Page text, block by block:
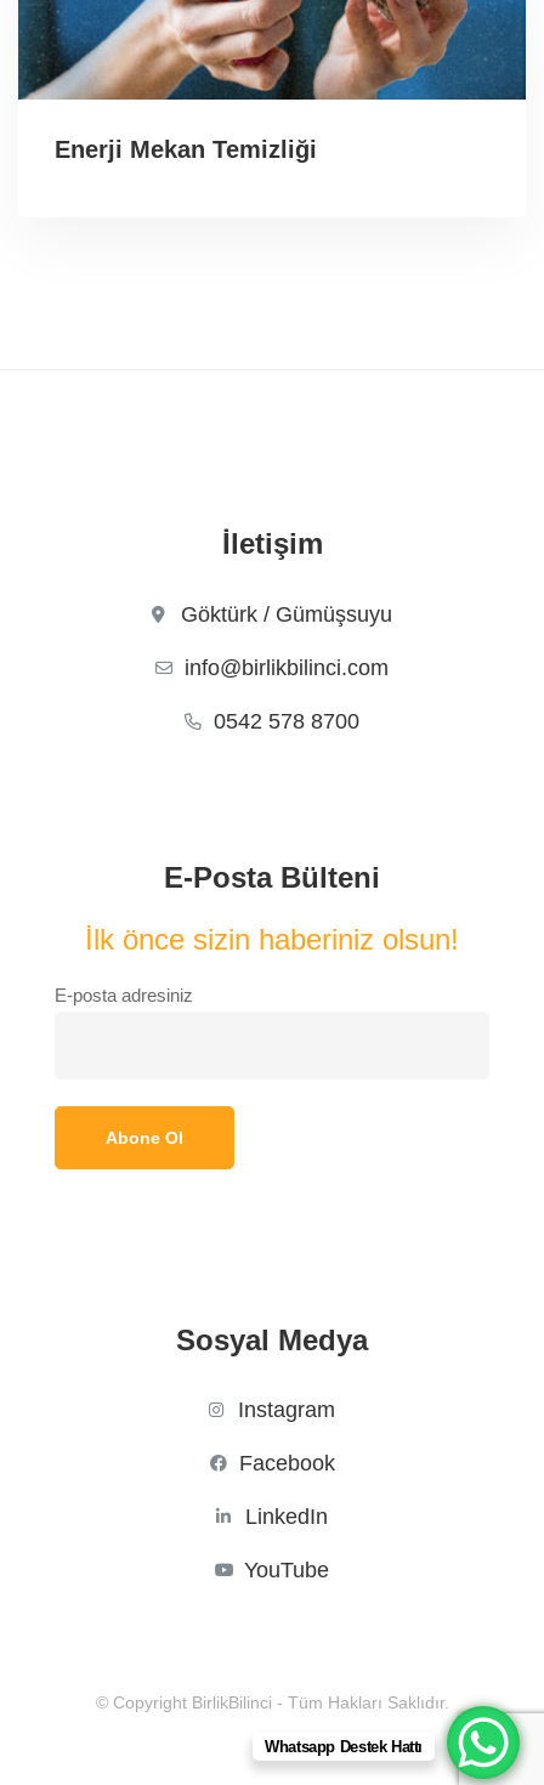
Enerji Mekan Temizliği
İletişim
Göktürk / Gümüşsuyu
info@birlikbilinci.com
0542 578 8700
E-Posta Bülteni
İlk önce sizin haberiniz olsun!
E-posta adresiniz
Sosyal Medya
Instagram
Facebook
LinkedIn
YouTube
© Copyright BirlikBilinci - Tüm Hakları Saklıdır.
Whatsapp Destek Hattı